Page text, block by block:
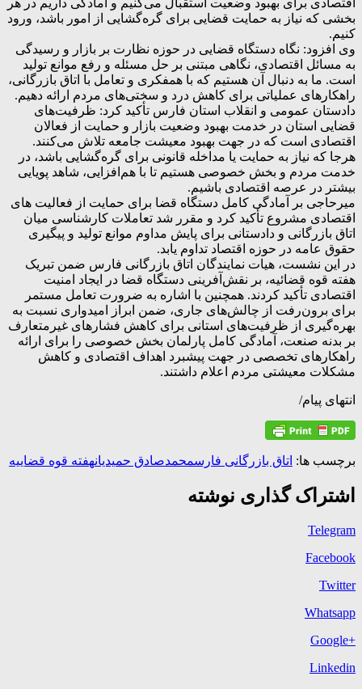
بخشی که نیاز به حمایت قضایی برای گره‌گشایی از امور باشد، ورود
کنیم.
وی افزود: نگاه دستگاه قضایی در حوزه نظارت بر بازار و رسیدگی
به مسائل اقتصادی، نگاهی مبتنی بر حل مسئله و رفع موانع تولید
است. ما به دنبال آن هستیم که با همفکری و تعامل با اتاق بازرگانی،
راهکارهای عملیاتی برای کاهش درد و سختی‌های مردم ارائه دهیم.
دادستان عمومی و انقلاب استان فارس تأکید کرد: ظرفیت‌های
قضایی استان در خدمت بهبود وضعیت بازار و حمایت از فعالان
اقتصادی است که در جهت بهبود معیشت جامعه تلاش می‌کنند.
هرجا که نیاز به حمایت یا مداخله قانونی برای گره‌گشایی باشد، در
خدمت مردم و بخش خصوصی هستیم تا با هم‌افزایی، شاهد پویایی
بیشتر در عرصه اقتصادی باشیم.
میرحاجی بر آمادگی کامل دستگاه قضا برای حمایت از فعالیت های
اقتصادی مشروع تأکید کرد و مقرر شد تعاملات کارشناسی میان
اتاق بازرگانی و دادستانی برای پایش مداوم موانع تولید و پیگیری
حقوق عامه در حوزه اقتصاد تداوم یابد.
در این نشست، هیات نمایندگان اتاق بازرگانی فارس ضمن تبریک
هفته قوه قضائیه، بر نقش‌آفرینی دستگاه قضا در ایجاد امنیت
اقتصادی تأکید کردند. همچنین با اشاره به ضرورت تعامل مستمر
برای برون‌رفت از چالش‌های جاری، ضمن ابراز امیدواری نسبت به
بهره‌گیری از ظرفیت‌های استانی برای کاهش فشارهای غیرمتعارف
بر بدنه صنعت، آمادگی کامل پارلمان بخش خصوصی را برای ارائه
راهکارهای تخصصی در جهت پیشبرد اهداف اقتصادی و کاهش
مشکلات معیشتی مردم اعلام داشتند.
انتهای پیام/
برچسب ها: اتاق بازرگانی فارسمحمدصادق حمیدیانهفته قوه قضاییه
اشتراک گذاری نوشته
Telegram
Facebook
Twitter
Whatsapp
+Google
Linkedin